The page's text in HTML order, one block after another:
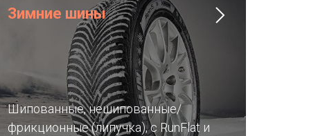
Зимние шины
Шипованные, нешипованные/
фрикционные (липучка), с RunFlat и